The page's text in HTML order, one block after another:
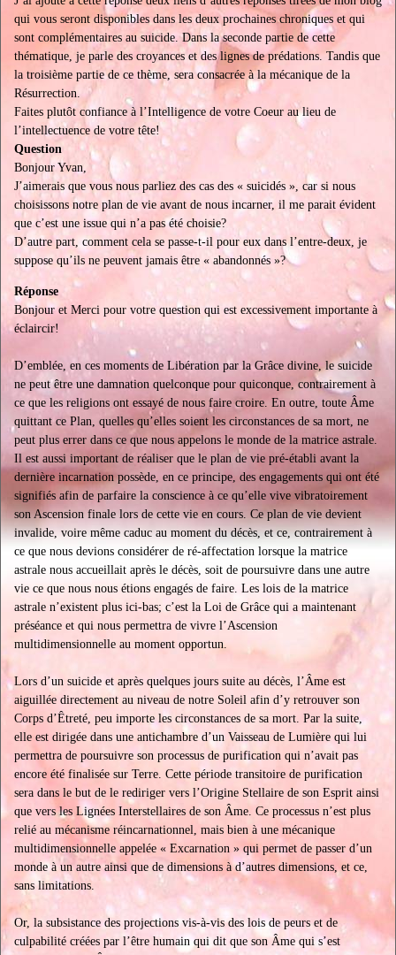
qui vous seront disponibles dans les deux prochaines chroniques et qui
sont complémentaires au suicide. Dans la seconde partie de cette
thématique, je parle des croyances et des lignes de prédations. Tandis que
la troisième partie de ce thème, sera consacrée à la mécanique de la
Résurrection.
Faites plutôt confiance à l’Intelligence de votre Coeur au lieu de
l’intellectuence de votre tête!
Question
Bonjour Yvan,
J’aimerais que vous nous parliez des cas des « suicidés », car si nous
choisissons notre plan de vie avant de nous incarner, il me parait évident
que c’est une issue qui n’a pas été choisie?
D’autre part, comment cela se passe-t-il pour eux dans l’entre-deux, je
suppose qu’ils ne peuvent jamais être « abandonnés »?
Réponse
Bonjour et Merci pour votre question qui est excessivement importante à
éclaircir!
D’emblée, en ces moments de Libération par la Grâce divine, le suicide
ne peut être une damnation quelconque pour quiconque, contrairement à
ce que les religions ont essayé de nous faire croire. En outre, toute Âme
quittant ce Plan, quelles qu’elles soient les circonstances de sa mort, ne
peut plus errer dans ce que nous appelons le monde de la matrice astrale.
Il est aussi important de réaliser que le plan de vie pré-établi avant la
dernière incarnation possède, en ce principe, des engagements qui ont été
signifiés afin de parfaire la conscience à ce qu’elle vive vibratoirement
son Ascension finale lors de cette vie en cours. Ce plan de vie devient
invalide, voire même caduc au moment du décès, et ce, contrairement à
ce que nous devions considérer de ré-affectation lorsque la matrice
astrale nous accueillait après le décès, soit de poursuivre dans une autre
vie ce que nous nous étions engagés de faire. Les lois de la matrice
astrale n’existent plus ici-bas; c’est la Loi de Grâce qui a maintenant
préséance et qui nous permettra de vivre l’Ascension
multidimensionnelle au moment opportun.
Lors d’un suicide et après quelques jours suite au décès, l’Âme est
aiguillée directement au niveau de notre Soleil afin d’y retrouver son
Corps d’Êtreté, peu importe les circonstances de sa mort. Par la suite,
elle est dirigée dans une antichambre d’un Vaisseau de Lumière qui lui
permettra de poursuivre son processus de purification qui n’avait pas
encore été finalisée sur Terre. Cette période transitoire de purification
sera dans le but de le rediriger vers l’Origine Stellaire de son Esprit ainsi
que vers les Lignées Interstellaires de son Âme. Ce processus n’est plus
relié au mécanisme réincarnationnel, mais bien à une mécanique
multidimensionnelle appelée « Excarnation » qui permet de passer d’un
monde à un autre ainsi que de dimensions à d’autres dimensions, et ce,
sans limitations.
Or, la subsistance des projections vis-à-vis des lois de peurs et de
culpabilité créées par l’être humain qui dit que son Âme qui s’est